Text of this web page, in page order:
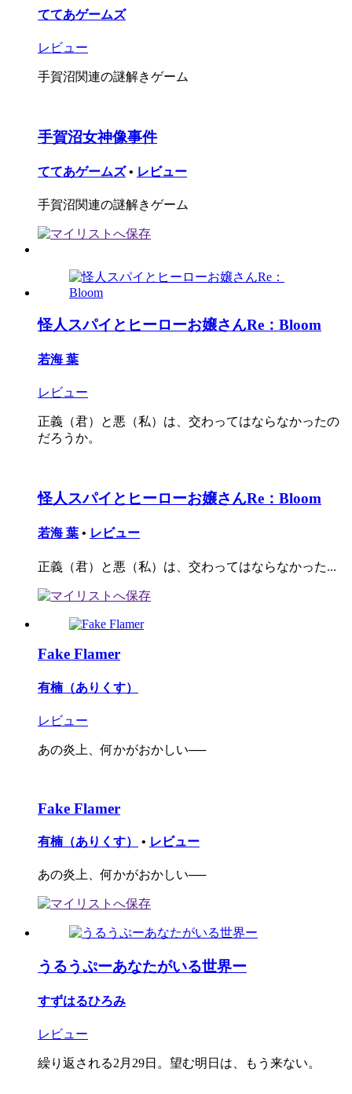
ててあゲームズ
レビュー
手賀沼関連の謎解きゲーム
手賀沼女神像事件
ててあゲームズ • レビュー
手賀沼関連の謎解きゲーム
怪人スパイとヒーローお嬢さんRe：Bloom
若海 葉
レビュー
正義（君）と悪（私）は、交わってはならなかったの
だろうか。
怪人スパイとヒーローお嬢さんRe：Bloom
若海 葉 • レビュー
正義（君）と悪（私）は、交わってはならなかった...
Fake Flamer
有楠（ありくす）
レビュー
あの炎上、何かがおかしい──
Fake Flamer
有楠（ありくす） • レビュー
あの炎上、何かがおかしい──
うるうぷーあなたがいる世界ー
すずはるひろみ
レビュー
繰り返される2月29日。望む明日は、もう来ない。